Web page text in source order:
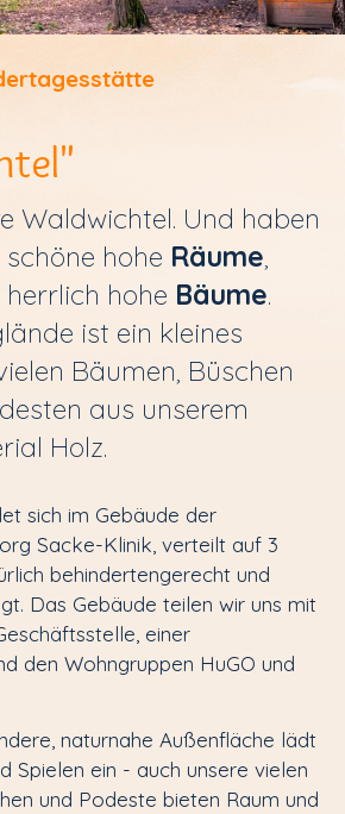
Waldwichtel. Und haben
hohe Räume,
hohe Bäume.
ist ein kleines
Bäumen, Büschen
aus unserem
Holz.
sich im Gebäude der
Sacke-Klinik, verteilt auf 3
behindertengerecht und
Das Gebäude teilen wir uns mit
einer
den Wohngruppen HuGO und
naturnahe Außenfläche lädt
Spielen ein - auch unsere vielen
und Podeste bieten Raum und